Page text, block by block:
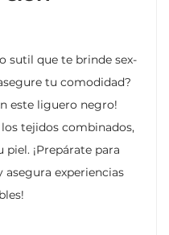
sutil que te brinde sex-
tu comodidad?
este liguero negro!
tejidos combinados,
¡Prepárate para
experiencias